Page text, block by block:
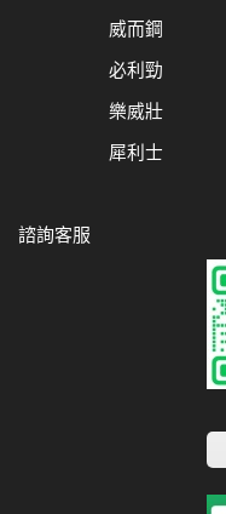
威而鋼
必利勁
樂威壯
犀利士
諮詢客服